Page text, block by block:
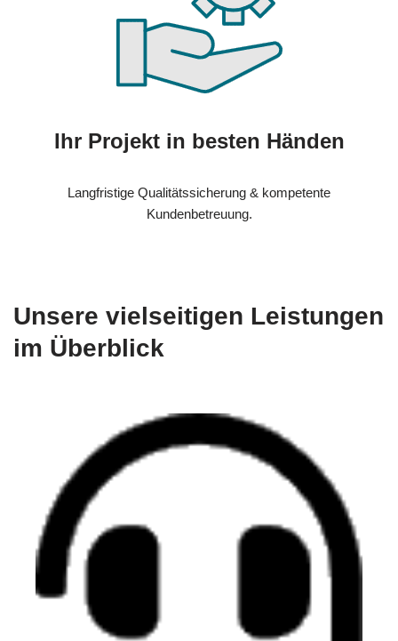
Ihr Projekt in besten Händen
Langfristige Qualitätssicherung & kompetente
Kundenbetreuung.
Unsere vielseitigen Leistungen
im Überblick